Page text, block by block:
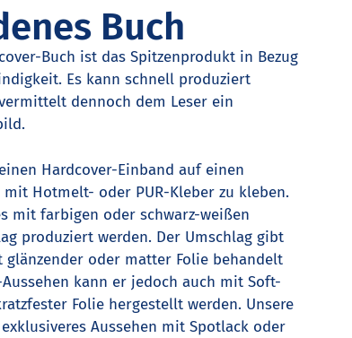
Buch
Buch ist das Spitzenprodukt in Bezug
Es kann schnell produziert
dennoch dem Leser ein
Hardcover-Einband auf einen
Hotmelt- oder PUR-Kleber zu kleben.
mit farbigen oder schwarz-weißen
produziert werden. Der Umschlag gibt
glänzender oder matter Folie behandelt
kann er jedoch auch mit Soft-
Folie hergestellt werden. Unsere
Aussehen mit Spotlack oder